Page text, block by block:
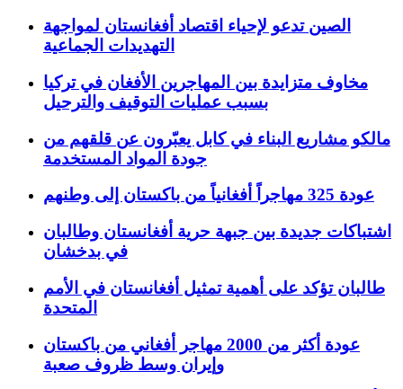
الصين تدعو لإحياء اقتصاد أفغانستان لمواجهة
التهديدات الجماعية
مخاوف متزايدة بين المهاجرين الأفغان في تركيا
بسبب عمليات التوقيف والترحيل
مالكو مشاريع البناء في كابل يعبّرون عن قلقهم من
جودة المواد المستخدمة
عودة 325 مهاجراً أفغانياً من باكستان إلى وطنهم
اشتباكات جديدة بين جبهة حرية أفغانستان وطالبان
في بدخشان
طالبان تؤكد على أهمية تمثيل أفغانستان في الأمم
المتحدة
عودة أكثر من 2000 مهاجر أفغاني من باكستان
وإيران وسط ظروف صعبة